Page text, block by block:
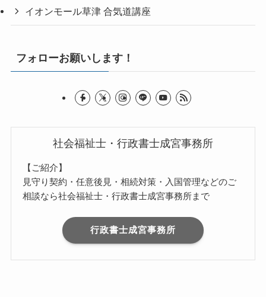
イオンモール草津 合気道講座
フォローお願いします！
社会福祉士・行政書士成宮事務所
【ご紹介】
見守り契約・任意後見・相続対策・入国管理などのご
相談なら社会福祉士・行政書士成宮事務所まで
行政書士成宮事務所